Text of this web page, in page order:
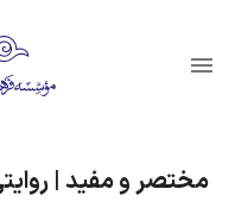
مختصر و مفید |